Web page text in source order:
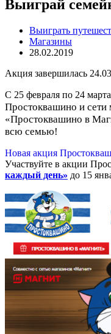
Выиграй
Выиграть
Магазины
28.02.2019
Акция завершилась
С 25 февраля по 24
Простоквашино и сети
«Простоквашино в
всю семью!
Новая акция
Участвуйте в акции
каждый день» до 15